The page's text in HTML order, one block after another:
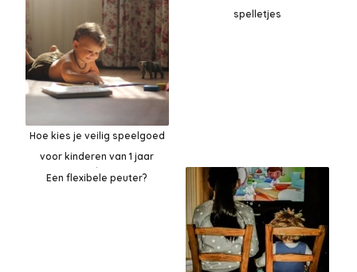
Hoe kies je veilig speelgoed
voor kinderen van 1 jaar
spelletjes
Een flexibele peuter?